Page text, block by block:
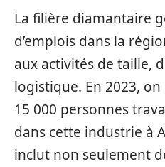
La filière diamantaire
d’emplois dans la
aux activités de taille,
logistique. En 2023,
15 000 personnes
dans cette industrie à
inclut non seulement